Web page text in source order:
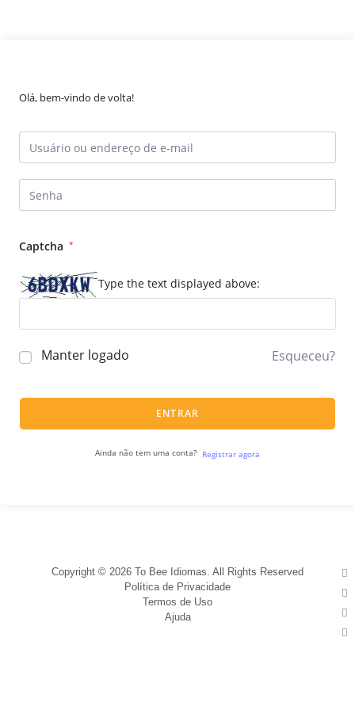
Olá, bem-vindo de volta!
Captcha *
Type the text displayed above:
Manter logado Esqueceu?
ENTRAR
Ainda não tem uma conta? Registrar agora
Copyright © 2026 To Bee Idiomas. All Rights Reserved
Política de Privacidade
Termos de Uso
Ajuda